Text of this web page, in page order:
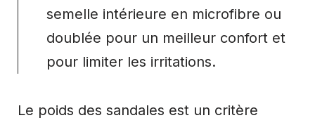
semelle intérieure en microfibre ou
doublée pour un meilleur confort et
pour limiter les irritations.
Le poids des sandales est un critère